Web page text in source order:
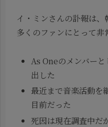
イ・ミンさんの訃報は
多くのファンにとって非
As Oneのメンバー
出した
最近まで音楽活動を
目前だった
死因は現在調査中だ